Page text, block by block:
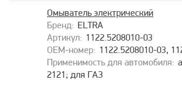
ELTRA
1122.5208010-03
1122.5208010-03,
Омыватель электрический
2121; для ГАЗ